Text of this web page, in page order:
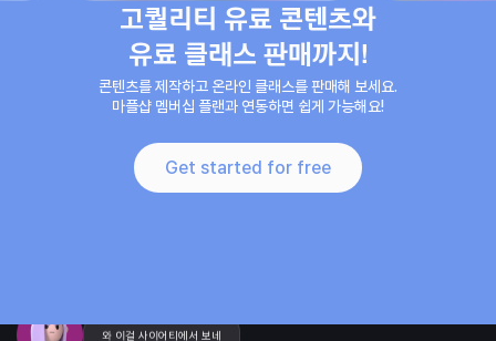
고퀄리티 유료 콘텐츠와
유료 클래스 판매까지!
콘텐츠를 제작하고 온라인 클래스를 판매해 보세요.
마플샵 멤버십 플랜과 연동하면 쉽게 가능해요!
Get started for free
진짜 띵곡.........bbb
감동 또 감동...
제가 이 노래를 얼마나 기다렸는데요ㅠㅠ